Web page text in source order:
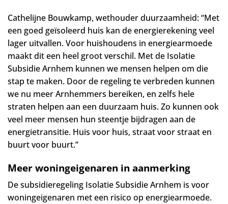
Cathelijne Bouwkamp, wethouder duurzaamheid: “Met
een goed geïsoleerd huis kan de energierekening veel
lager uitvallen. Voor huishoudens in energiearmoede
maakt dit een heel groot verschil. Met de Isolatie
Subsidie Arnhem kunnen we mensen helpen om die
stap te maken. Door de regeling te verbreden kunnen
we nu meer Arnhemmers bereiken, en zelfs hele
straten helpen aan een duurzaam huis. Zo kunnen ook
veel meer mensen hun steentje bijdragen aan de
energietransitie. Huis voor huis, straat voor straat en
buurt voor buurt.”
Meer woningeigenaren in aanmerking
De subsidieregeling Isolatie Subsidie Arnhem is voor
woningeigenaren met een risico op energiearmoede.